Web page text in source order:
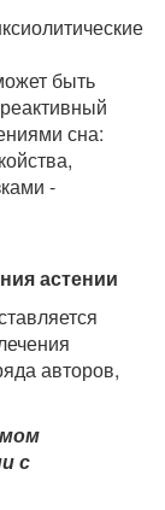
быть
сна:
-
астении
авторов,
с